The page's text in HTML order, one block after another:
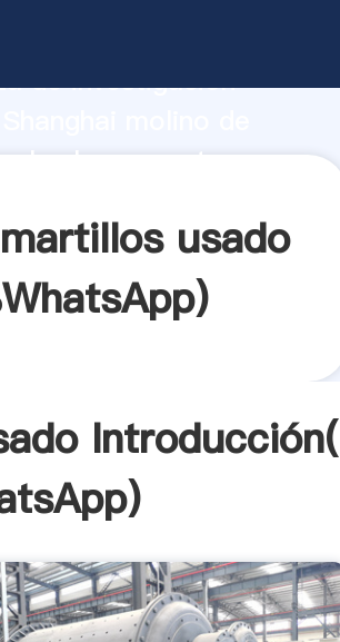
de investigación
el valor y aporta
usado
WhatsApp)
Introducción(
)